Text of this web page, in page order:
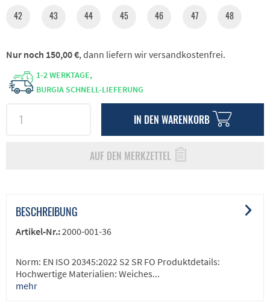
42 43 44 45 46 47 48
1-2 WERKTAGE,
BURGIA SCHNELL-LIEFERUNG
IN DEN WARENKORB
AUF DEN MERKZETTEL
Nur noch 150,00 €, dann liefern wir versandkostenfrei.
BESCHREIBUNG
Artikel-Nr.:2000-001-36
Norm: EN ISO 20345:2022 S2 SR FO Produktdetails:
Hochwertige Materialien: Weiches...
mehr